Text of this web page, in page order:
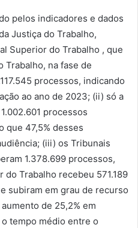
pelos indicadores e dados
Justiça do Trabalho,
Superior do Trabalho , que
Trabalho, na fase de
processos, indicando
ao ano de 2023; (ii) só a
processos
que 47,5% desses
(iii) os Tribunais
1.378.699 processos,
Trabalho recebeu 571.189
subiram em grau de recurso
de 25,2% em
tempo médio entre o